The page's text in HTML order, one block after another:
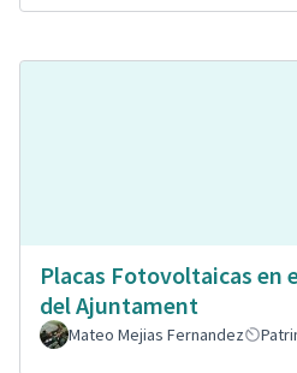
Placas Fotovoltaicas en
del Ajuntament
Mateo Mejias Fernandez